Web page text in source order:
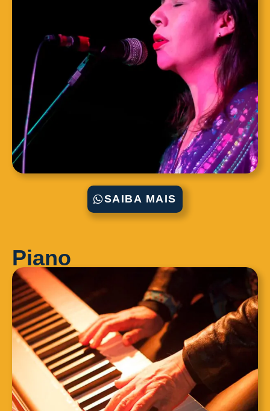
SAIBA MAIS
Piano